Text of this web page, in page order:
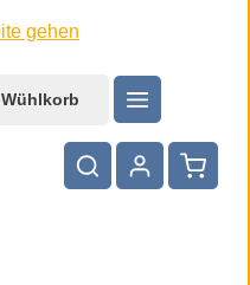
Wühlkorb